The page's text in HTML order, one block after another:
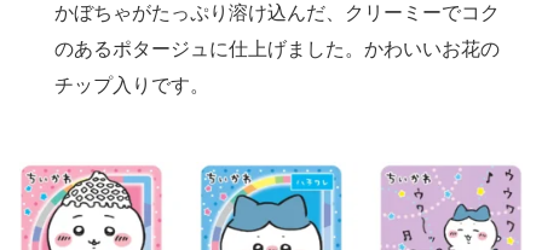
かぼちゃがたっぷり溶け込んだ、クリーミーでコク
のあるポタージュに仕上げました。かわいいお花の
チップ入りです。